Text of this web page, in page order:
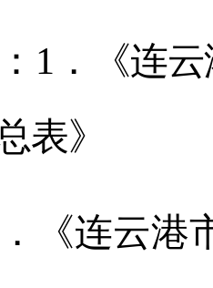
1．
《连
表》
《连云